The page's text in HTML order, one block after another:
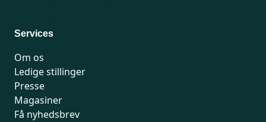
Services
Om os
Ledige stillinger
Presse
Magasiner
Få nyhedsbrev